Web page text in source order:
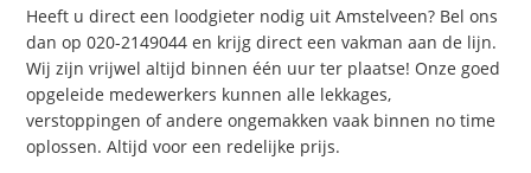
Heeft u direct een loodgieter nodig uit Amstelveen? Bel ons
dan op 020-2149044 en krijg direct een vakman aan de lijn.
Wij zijn vrijwel altijd binnen één uur ter plaatse! Onze goed
opgeleide medewerkers kunnen alle lekkages,
verstoppingen of andere ongemakken vaak binnen no time
oplossen. Altijd voor een redelijke prijs.